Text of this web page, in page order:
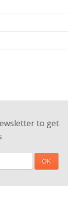
to get